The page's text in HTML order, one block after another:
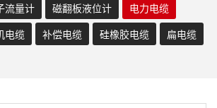
流量计 磁翻板液位计
电力电缆
电缆 补偿电缆 硅橡胶电缆
扁电缆